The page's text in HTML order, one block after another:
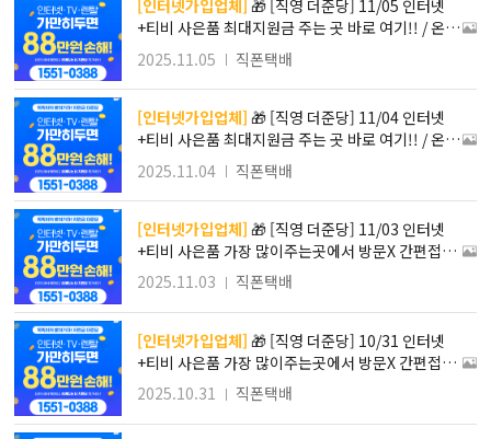
[인터넷가입업체] 🎁 [직영 더준당] 11/05 인터넷
+티비 사은품 최대지원금 주는 곳 바로 여기!! / 온라
인 진행!! 방문필요X 간편접수로 가입하자!! / 최대 1
48만원 사은품 혜택 !! 타사보다 무조건 더! SK KT L
G 인터넷가입!!
2025.11.05 직폰택배
[인터넷가입업체] 🎁 [직영 더준당] 11/04 인터넷
+티비 사은품 최대지원금 주는 곳 바로 여기!! / 온라
인 진행!! 방문필요X 간편접수로 가입하자!! / 최대 1
48만원 사은품 혜택 !! 타사보다 무조건 더! SK KT L
G 인터넷가입!!
2025.11.04 직폰택배
[인터넷가입업체] 🎁 [직영 더준당] 11/03 인터넷
+티비 사은품 가장 많이주는곳에서 방문X 간편접수
로 똑똑하게 가입하자!! / 최대 148만원 사은품 혜택
!! 타사보다 무조건 더! SK KT LG 인터넷가입
2025.11.03 직폰택배
[인터넷가입업체] 🎁 [직영 더준당] 10/31 인터넷
+티비 사은품 가장 많이주는곳에서 방문X 간편접수
로 똑똑하게 가입하자!! / 최대 148만원 사은품 혜택
!! 타사보다 무조건 더! SK KT LG 인터넷가입
2025.10.31 직폰택배